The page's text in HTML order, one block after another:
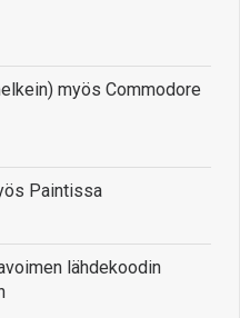
myös Commodore
Paintissa
lähdekoodin